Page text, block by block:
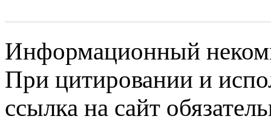
Информационный
При цитировании и
ссылка на сайт